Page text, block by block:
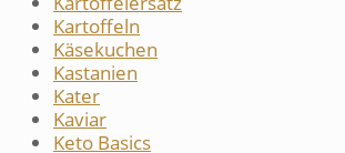
Kartoffeln
Käsekuchen
Kastanien
Kater
Kaviar
Keto Basics